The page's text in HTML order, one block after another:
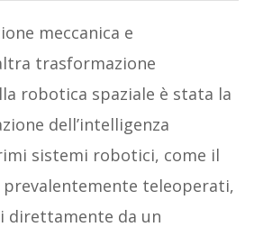
meccanica e
trasformazione
robotica spaziale è stata la
dell’intelligenza
sistemi robotici, come il
prevalentemente teleoperati,
direttamente da un